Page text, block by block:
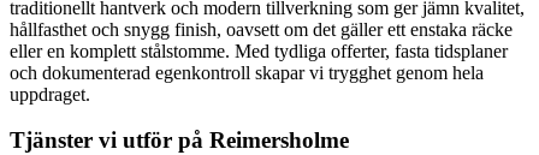
traditionellt hantverk och modern tillverkning som ger jämn kvalitet,
hållfasthet och snygg finish, oavsett om det gäller ett enstaka räcke
eller en komplett stålstomme. Med tydliga offerter, fasta tidsplaner
och dokumenterad egenkontroll skapar vi trygghet genom hela
uppdraget.
Tjänster vi utför på Reimersholme